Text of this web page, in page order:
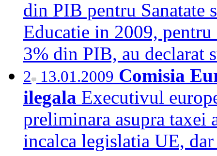
din PIB pentru Sanatate
Educatie in 2009,
3% din PIB, au
2 13.01.2009 Comisia
ilegala Executivul
preliminara asupra taxei
incalca legislatia UE,